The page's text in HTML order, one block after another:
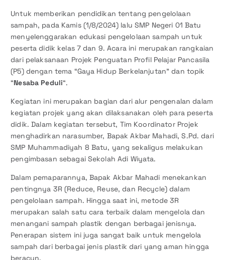
Untuk memberikan pendidikan tentang pengelolaan
sampah, pada Kamis (1/8/2024) lalu SMP Negeri 01 Batu
menyelenggarakan edukasi pengelolaan sampah untuk
peserta didik kelas 7 dan 9. Acara ini merupakan rangkaian
dari pelaksanaan Projek Penguatan Profil Pelajar Pancasila
(P5) dengan tema “Gaya Hidup Berkelanjutan” dan topik
“Nesaba Peduli“.
Kegiatan ini merupakan bagian dari alur pengenalan dalam
kegiatan projek yang akan dilaksanakan oleh para peserta
didik. Dalam kegiatan tersebut, Tim Koordinator Projek
menghadirkan narasumber, Bapak Akbar Mahadi, S.Pd. dari
SMP Muhammadiyah 8 Batu, yang sekaligus melakukan
pengimbasan sebagai Sekolah Adi Wiyata.
Dalam pemaparannya, Bapak Akbar Mahadi menekankan
pentingnya 3R (Reduce, Reuse, dan Recycle) dalam
pengelolaan sampah. Hingga saat ini, metode 3R
merupakan salah satu cara terbaik dalam mengelola dan
menangani sampah plastik dengan berbagai jenisnya.
Penerapan sistem ini juga sangat baik untuk mengelola
sampah dari berbagai jenis plastik dari yang aman hingga
beracun.